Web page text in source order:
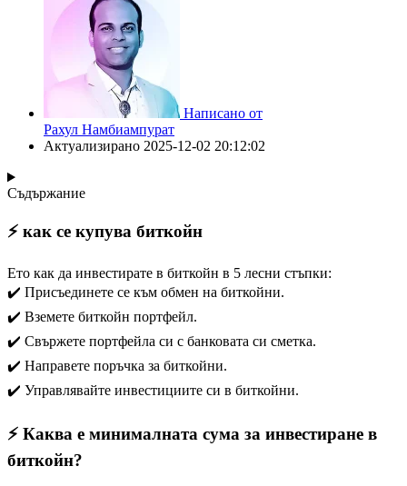
Написано от
Рахул Намбиампурат
Актуализирано 2025-12-02 20:12:02
Съдържание
⚡️ как се купува биткойн
Ето как да инвестирате в биткойн в 5 лесни стъпки:
✔️ Присъединете се към обмен на биткойни.
✔️ Вземете биткойн портфейл.
✔️ Свържете портфейла си с банковата си сметка.
✔️ Направете поръчка за биткойни.
✔️ Управлявайте инвестициите си в биткойни.
⚡️ Каква е минималната сума за инвестиране в
биткойн?